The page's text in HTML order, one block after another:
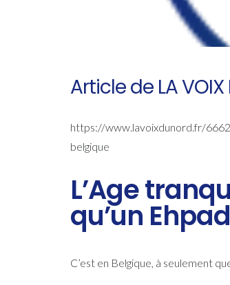
Article de LA VOIX
https://www.lavoixdunord.fr/
belgique
L’Age
qu’un
C’est en Belgique, à seulement